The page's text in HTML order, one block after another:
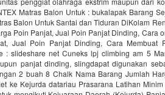
Matras Balon Untuk : bukalapak Barang
Balon Untuk Santai dan Tiduran DiKolam
Poin Panjat, Jual Poin Panjat Dinding, Cara
Jual Poin Panjat Dinding, Cara Membuat
: slideshare net Cuneks lpj climbing am 5
panjat dinding, slingdapat digunakan
2 buah 8 Chalk Nama Barang Jumlah
ke Kejurda datariau Prasarana Latihan